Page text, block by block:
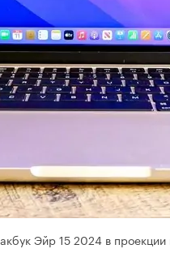
Эйр 15 2024 в